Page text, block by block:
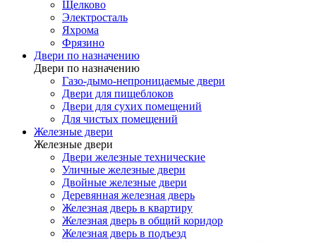
Щелково
Электросталь
Яхрома
Фрязино
Двери по назначению
Двери по назначению
Газо-дымо-непроницаемые двери
Двери для пищеблоков
Двери для сухих помещений
Для чистых помещений
Железные двери
Железные двери
Двери железные технические
Уличные железные двери
Двойные железные двери
Деревянная железная дверь
Железная дверь в квартиру
Железная дверь в общий коридор
Железная дверь в подъезд